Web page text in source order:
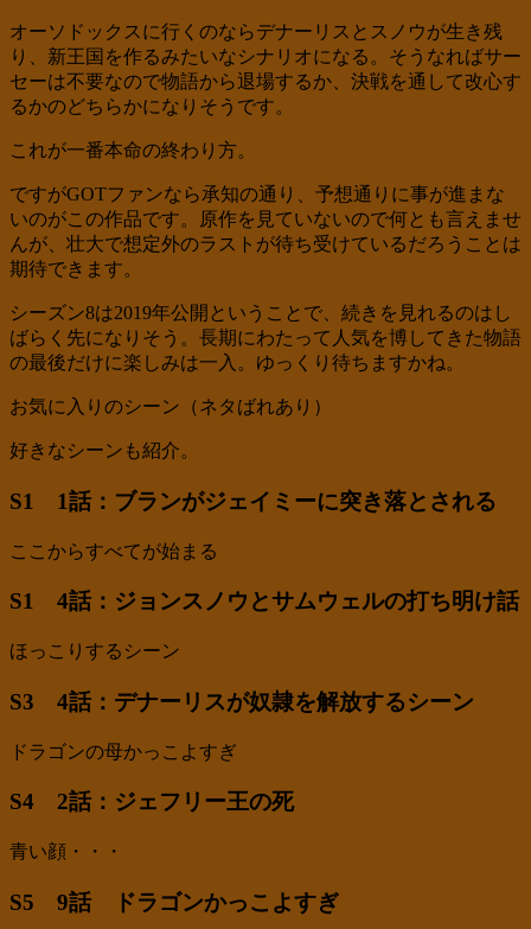
オーソドックスに行くのならデナーリスとスノウが生き残
り、新王国を作るみたいなシナリオになる。そうなればサー
セーは不要なので物語から退場するか、決戦を通して改心す
るかのどちらかになりそうです。
これが一番本命の終わり方。
ですがGOTファンなら承知の通り、予想通りに事が進まな
いのがこの作品です。原作を見ていないので何とも言えませ
んが、壮大で想定外のラストが待ち受けているだろうことは
期待できます。
シーズン8は2019年公開ということで、続きを見れるのはし
ばらく先になりそう。長期にわたって人気を博してきた物語
の最後だけに楽しみは一入。ゆっくり待ちますかね。
お気に入りのシーン（ネタばれあり）
好きなシーンも紹介。
S1 1話：ブランがジェイミーに突き落とされる
ここからすべてが始まる
S1 4話：ジョンスノウとサムウェルの打ち明け話
ほっこりするシーン
S3 4話：デナーリスが奴隷を解放するシーン
ドラゴンの母かっこよすぎ
S4 2話：ジェフリー王の死
青い顔・・・
S5 9話 ドラゴンかっこよすぎ